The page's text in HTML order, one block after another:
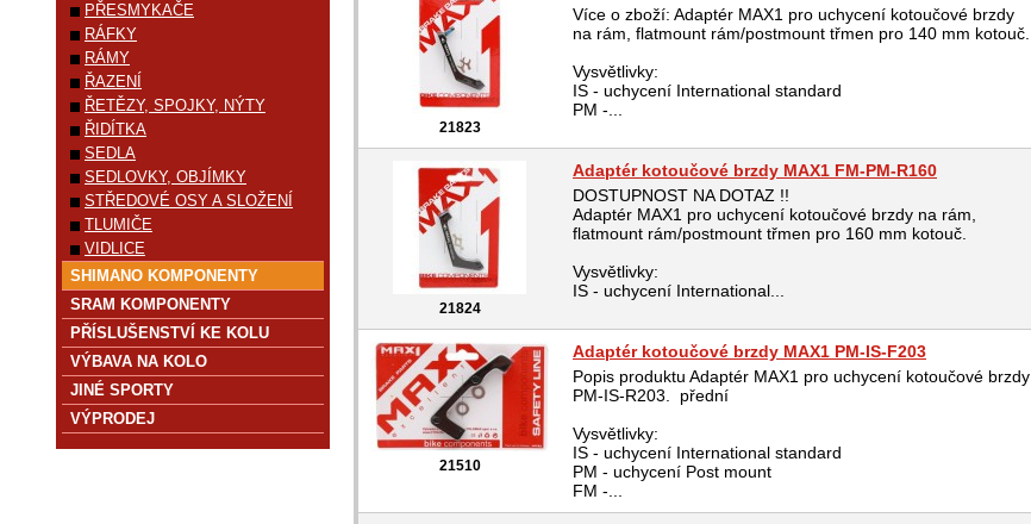
21823
Více o zboží: Adaptér MAX1 pro uchycení kotoučové brzdy
na rám, flatmount rám/postmount třmen pro 140 mm kotouč.
Vysvětlivky:
IS - uchycení International standard
PM -...
21824
Adaptér kotoučové brzdy MAX1 FM-PM-R160
DOSTUPNOST NA DOTAZ !!
Adaptér MAX1 pro uchycení kotoučové brzdy na rám,
flatmount rám/postmount třmen pro 160 mm kotouč.
Vysvětlivky:
IS - uchycení International...
21510
Adaptér kotoučové brzdy MAX1 PM-IS-F203
Popis produktu Adaptér MAX1 pro uchycení kotoučové brzdy
PM-IS-R203. přední
Vysvětlivky:
IS - uchycení International standard
PM - uchycení Post mount
FM -...
PŘESMYKAČE
RÁFKY
RÁMY
ŘAZENÍ
ŘETĚZY, SPOJKY, NÝTY
ŘIDÍTKA
SEDLA
SEDLOVKY, OBJÍMKY
STŘEDOVÉ OSY A SLOŽENÍ
TLUMIČE
VIDLICE
SHIMANO KOMPONENTY
SRAM KOMPONENTY
PŘÍSLUŠENSTVÍ KE KOLU
VÝBAVA NA KOLO
JINÉ SPORTY
VÝPRODEJ